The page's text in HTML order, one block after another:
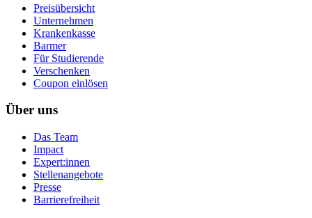
Preisübersicht
Unternehmen
Krankenkasse
Barmer
Für Studierende
Ver­schen­ken
Coupon einlösen
Über uns
Das Team
Impact
Expert:innen
Stellenangebote
Presse
Barrierefreiheit